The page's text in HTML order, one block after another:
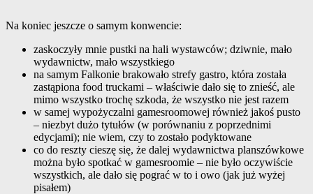
Na koniec jeszcze o samym konwencie:
zaskoczyły mnie pustki na hali wystawców; dziwnie, mało
wydawnictw, mało wszystkiego
na samym Falkonie brakowało strefy gastro, która została
zastąpiona food truckami – właściwie dało się to znieść, ale
mimo wszystko trochę szkoda, że wszystko nie jest razem
w samej wypożyczalni gamesroomowej również jakoś pusto
– niezbyt dużo tytułów (w porównaniu z poprzednimi
edycjami); nie wiem, czy to zostało podyktowane
co do reszty cieszę się, że dalej wydawnictwa planszówkowe
można było spotkać w gamesroomie – nie było oczywiście
wszystkich, ale dało się pograć w to i owo (jak już wyżej
pisałem)